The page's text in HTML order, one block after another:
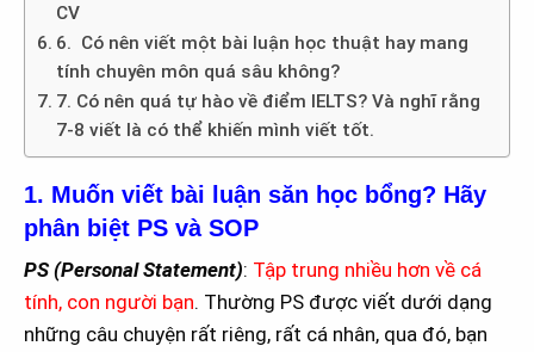
CV
6. Có nên viết một bài luận học thuật hay mang
tính chuyên môn quá sâu không?
7. Có nên quá tự hào về điểm IELTS? Và nghĩ rằng
7-8 viết là có thể khiến mình viết tốt.
1. Muốn viết bài luận săn học bổng? Hãy
phân biệt PS và SOP
PS (Personal Statement): Tập trung nhiều hơn về cá
tính, con người bạn. Thường PS được viết dưới dạng
những câu chuyện rất riêng, rất cá nhân, qua đó, bạn